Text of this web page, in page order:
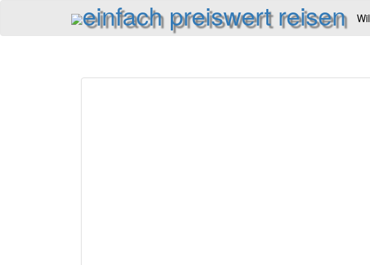
einfach preiswert reisen
Reiseinformationen und Reisetipps